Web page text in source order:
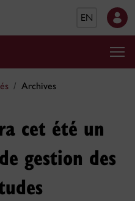
EN
Archives
cet été un
gestion des